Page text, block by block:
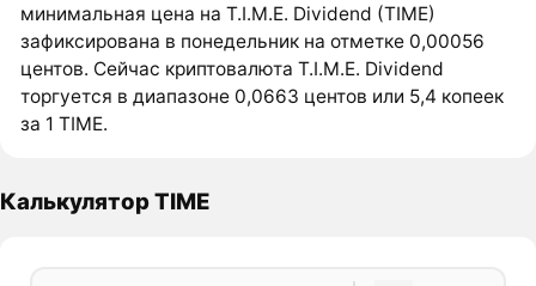
минимальная цена на T.I.M.E. Dividend (TIME)
зафиксирована в понедельник на отметке 0,00056
центов. Сейчас криптовалюта T.I.M.E. Dividend
торгуется в диапазоне 0,0663 центов или 5,4 копеек
за 1 TIME.
Калькулятор TIME